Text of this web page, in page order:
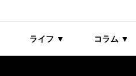
ライフ ▼ コラム ▼